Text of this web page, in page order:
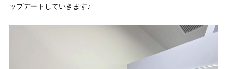
ップデートしていきます♪